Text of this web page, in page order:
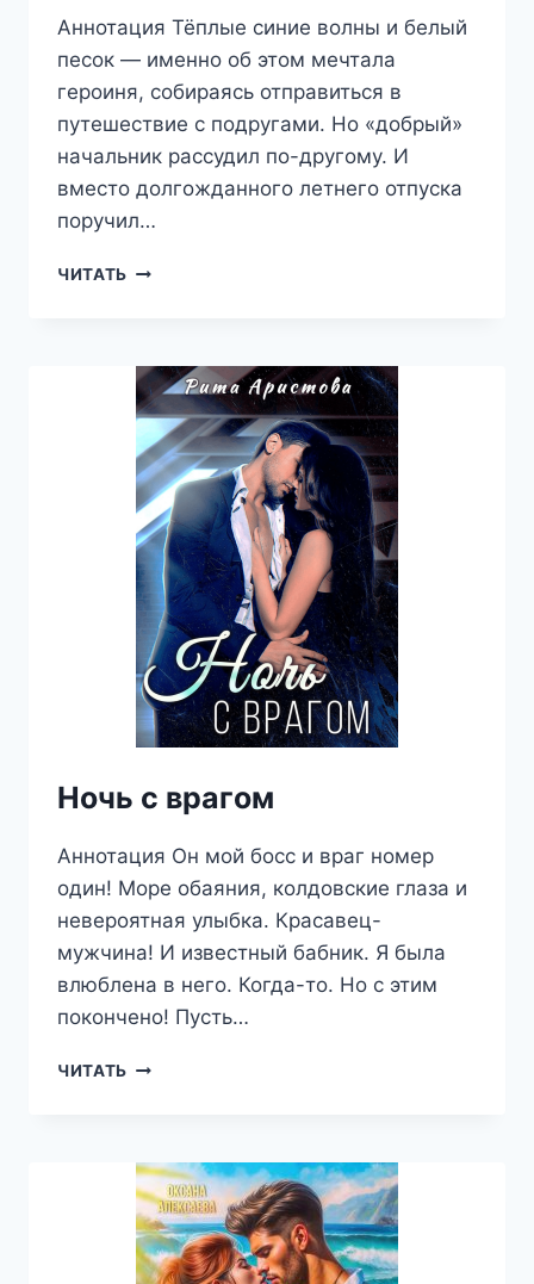
Аннотация Тёплые синие волны и белый
песок — именно об этом мечтала
героиня, собираясь отправиться в
путешествие с подругами. Но «добрый»
начальник рассудил по-другому. И
вместо долгожданного летнего отпуска
поручил…
ЧИТАТЬ ДИКАРЬ
Ночь с врагом
Аннотация Он мой босс и враг номер
один! Море обаяния, колдовские глаза и
невероятная улыбка. Красавец-
мужчина! И известный бабник. Я была
влюблена в него. Когда-то. Но с этим
покончено! Пусть…
ЧИТАТЬ НОЧЬ